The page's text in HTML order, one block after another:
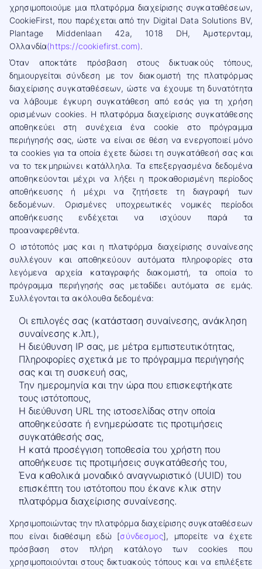
χρησιμοποιούμε μια πλατφόρμα διαχείρισης συγκαταθέσεων,
CookieFirst, που παρέχεται από την Digital Data Solutions BV,
Plantage Middenlaan 42a, 1018 DH, Άμστερνταμ,
Ολλανδία(https://cookiefirst.com).
Όταν αποκτάτε πρόσβαση στους δικτυακούς τόπους,
δημιουργείται σύνδεση με τον διακομιστή της πλατφόρμας
διαχείρισης συγκαταθέσεων, ώστε να έχουμε τη δυνατότητα
να λάβουμε έγκυρη συγκατάθεση από εσάς για τη χρήση
ορισμένων cookies. Η πλατφόρμα διαχείρισης συγκατάθεσης
αποθηκεύει στη συνέχεια ένα cookie στο πρόγραμμα
περιήγησής σας, ώστε να είναι σε θέση να ενεργοποιεί μόνο
τα cookies για τα οποία έχετε δώσει τη συγκατάθεσή σας και
να το τεκμηριώνει κατάλληλα. Τα επεξεργασμένα δεδομένα
αποθηκεύονται μέχρι να λήξει η προκαθορισμένη περίοδος
αποθήκευσης ή μέχρι να ζητήσετε τη διαγραφή των
δεδομένων. Ορισμένες υποχρεωτικές νομικές περίοδοι
αποθήκευσης ενδέχεται να ισχύουν παρά τα
προαναφερθέντα.
Ο ιστότοπός μας και η πλατφόρμα διαχείρισης συναίνεσης
συλλέγουν και αποθηκεύουν αυτόματα πληροφορίες στα
λεγόμενα αρχεία καταγραφής διακομιστή, τα οποία το
πρόγραμμα περιήγησής σας μεταδίδει αυτόματα σε εμάς.
Συλλέγονται τα ακόλουθα δεδομένα:
Οι επιλογές σας (κατάσταση συναίνεσης, ανάκληση
συναίνεσης κ.λπ.),
Η διεύθυνση IP σας, με μέτρα εμπιστευτικότητας,
Πληροφορίες σχετικά με το πρόγραμμα περιήγησής
σας και τη συσκευή σας,
Την ημερομηνία και την ώρα που επισκεφτήκατε
τους ιστότοπους,
Η διεύθυνση URL της ιστοσελίδας στην οποία
αποθηκεύσατε ή ενημερώσατε τις προτιμήσεις
συγκατάθεσής σας,
Η κατά προσέγγιση τοποθεσία του χρήστη που
αποθήκευσε τις προτιμήσεις συγκατάθεσής του,
Ένα καθολικά μοναδικό αναγνωριστικό (UUID) του
επισκέπτη του ιστότοπου που έκανε κλικ στην
πλατφόρμα διαχείρισης συναίνεσης.
Χρησιμοποιώντας την πλατφόρμα διαχείρισης συγκαταθέσεων
που είναι διαθέσιμη εδώ [σύνδεσμος], μπορείτε να έχετε
πρόσβαση στον πλήρη κατάλογο των cookies που
χρησιμοποιούνται στους δικτυακούς τόπους και να επιλέξετε